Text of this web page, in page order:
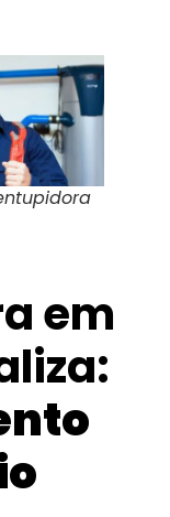
em